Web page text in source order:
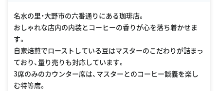
名水の里・大野市の六番通りにある珈琲店。
おしゃれな店内の内装とコーヒーの香りが心を落ち着かせま
す。
自家焙煎でローストしている豆はマスターのこだわりが詰まっ
ており、量り売りも対応しています。
3席のみのカウンター席は、マスターとのコーヒー談義を楽し
む特等席。